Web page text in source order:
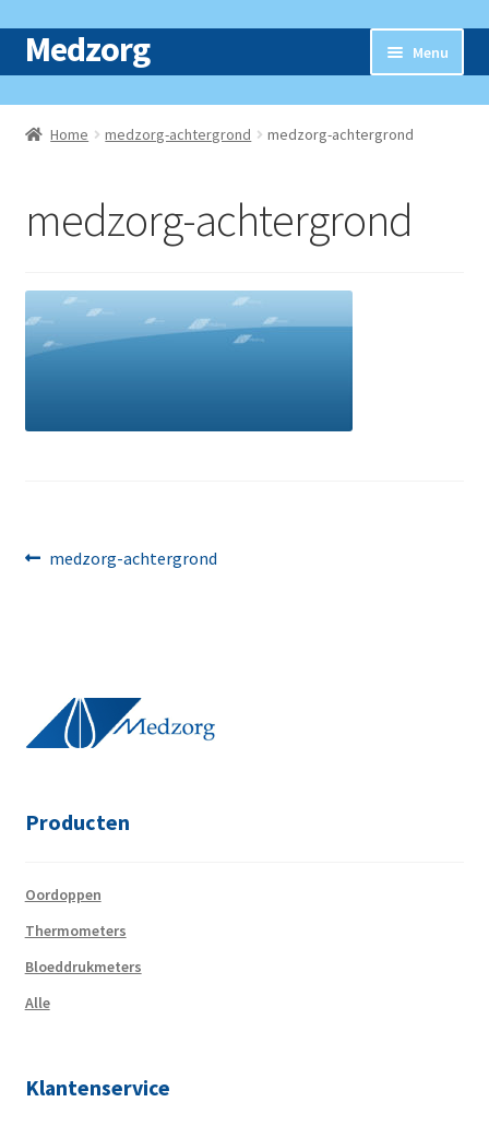
Ga
door
navigatie
Ga
naar
inhoud
Medzorg Menu
Home
Nieuws
Home medzorg-achtergrond medzorg-achtergrond
medzorg-achtergrond
Bericht
Vorig
medzorg-achtergrond
Producten
Oordoppen
Thermometers
Bloeddrukmeters
Alle
Klantenservice